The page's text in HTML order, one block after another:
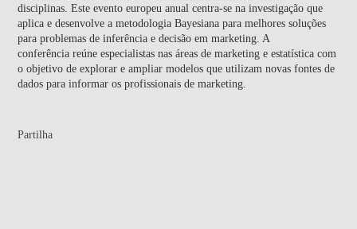
disciplinas. Este evento europeu anual centra-se na investigação que
aplica e desenvolve a metodologia Bayesiana para melhores soluções
para problemas de inferência e decisão em marketing. A
conferência reúne especialistas nas áreas de marketing e estatística com
o objetivo de explorar e ampliar modelos que utilizam novas fontes de
dados para informar os profissionais de marketing.
Partilha